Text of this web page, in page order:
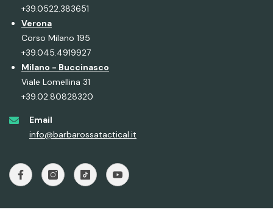
+39.0522.383651
Verona
Corso Milano 195
+39.045.4919927
Milano - Buccinasco
Viale Lomellina 31
+39.02.80828320
Email
info@barbarossatactical.it